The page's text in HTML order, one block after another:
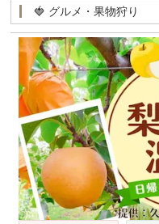
🍓 グルメ・果物狩り